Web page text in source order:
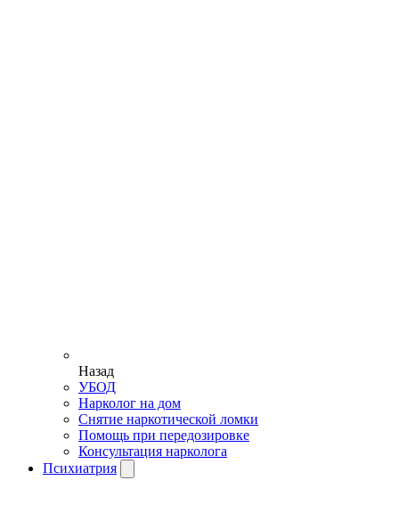
Назад
УБОД
Нарколог на дом
Снятие наркотической ломки
Помощь при передозировке
Консультация нарколога
Психиатрия